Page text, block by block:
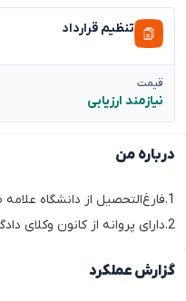
درباره من
1.فارغ‌التحصیل از دانشگاه علامه طباطبایی تهران
2.دارای پروانه از کانون وکلای دادگستری مرکز
گزارش عملکرد
تنظیم قرارداد
قیمت
نیازمند ارزیابی